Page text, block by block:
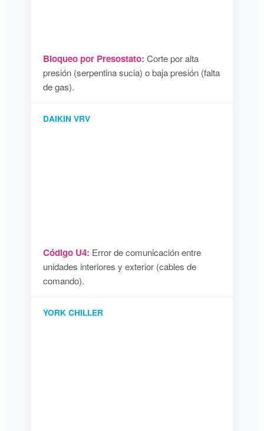
Bloqueo por Presostato: Corte por alta
presión (serpentina sucia) o baja presión (falta
de gas).
DAIKIN VRV
Código U4: Error de comunicación entre
unidades interiores y exterior (cables de
comando).
YORK CHILLER